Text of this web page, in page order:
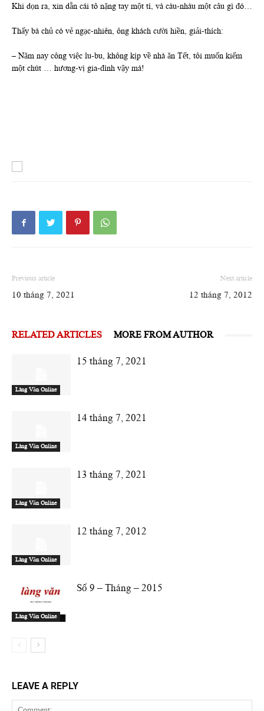
Khi dọn ra, xin dằn cái tô nặng tay một tí, và càu-nhàu một câu gì đó…
Thấy bà chủ có vẻ ngạc-nhiên, ông khách cười hiền, giải-thích:
– Năm nay công việc lu-bu, không kịp về nhà ăn Tết, tôi muốn kiếm
một chút … hương-vị gia-đình vậy mà!
Previous article
10 tháng 7, 2021
Next article
12 tháng 7, 2012
RELATED ARTICLES MORE FROM AUTHOR
Làng Văn Online
15 tháng 7, 2021
Làng Văn Online
14 tháng 7, 2021
Làng Văn Online
13 tháng 7, 2021
Làng Văn Online
12 tháng 7, 2012
Làng Văn Online
Số 9 – Tháng – 2015
LEAVE A REPLY